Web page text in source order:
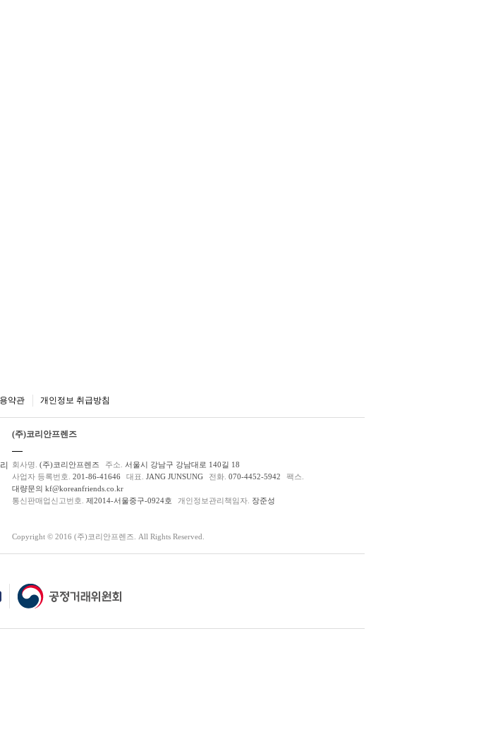
약관 개인정보 취급방침
(주)코리안프렌즈
회사명. (주)코리안프렌즈 주소. 서울시 강남구 강남대로 140길 18
사업자 등록번호. 201-86-41646 대표. JANG JUNSUNG 전화. 070-4452-5942
팩스.
대량문의 kf@koreanfriends.co.kr
통신판매업신고번호. 제2014-서울중구-0924호 개인정보관리책임자. 장준성
Copyright © 2016 (주)코리안프렌즈. All Rights Reserved.